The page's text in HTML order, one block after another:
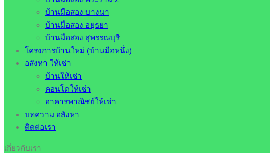
บ้านมือสอง บางนา
บ้านมือสอง อยุธยา
บ้านมือสอง สุพรรณบุรี
โครงการบ้านใหม่ (บ้านมือหนึ่ง)
อสังหา ให้เช่า
บ้านให้เช่า
คอนโดให้เช่า
อาคารพาณิชย์ให้เช่า
บทความ อสังหา
ติดต่อเรา
เกี่ยวกับเรา